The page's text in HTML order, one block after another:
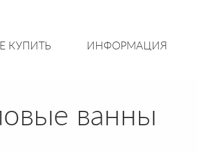
КУПИТЬ ИНФОРМАЦИЯ
ванны